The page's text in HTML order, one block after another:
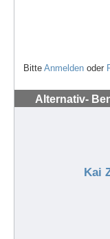
Bitte Anmelden oder
Alternativ-
Kai